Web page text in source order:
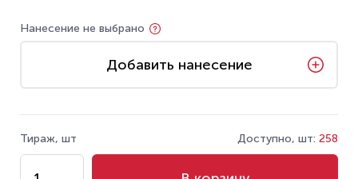
Нанесение не выбрано
Добавить нанесение
Тираж, шт Доступно, шт: 258